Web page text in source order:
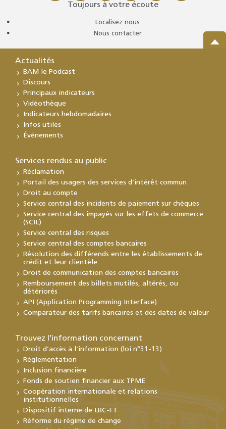
Toujours à votre écoute
Localisez nous
Nous contacter
Actualités
BAM le Podcast
Discours
Principaux indicateurs
Vidéothèque
Indicateurs hebdomadaires
Infos utiles
Événements
Services rendus au public
Réclamation
Portail des usagers des services d’intérêt commun
Droit au compte
Service central des incidents de paiement sur chèques
Service central des impayés sur les effets de commerce
(SCIL)
Service central des risques
Service central des comptes bancaires
Résolution des différends entre les établissements de
crédit et leur clientèle
Droit de communication des comptes bancaires
Remboursement des billets mutilés, altérés, ou
détériorés
API (Application Programming Interface)
Comparateur des tarifs bancaires et des dates de valeur
Trouvez l’information concernant
Droit d’accès à l’information (loi n°31-13)
Réglementation
Inclusion financière
Fonds de soutien financier aux TPME
Coopération internationale et relations
institutionnelles
Dispositif interne de LBC-FT
Réforme du régime de change